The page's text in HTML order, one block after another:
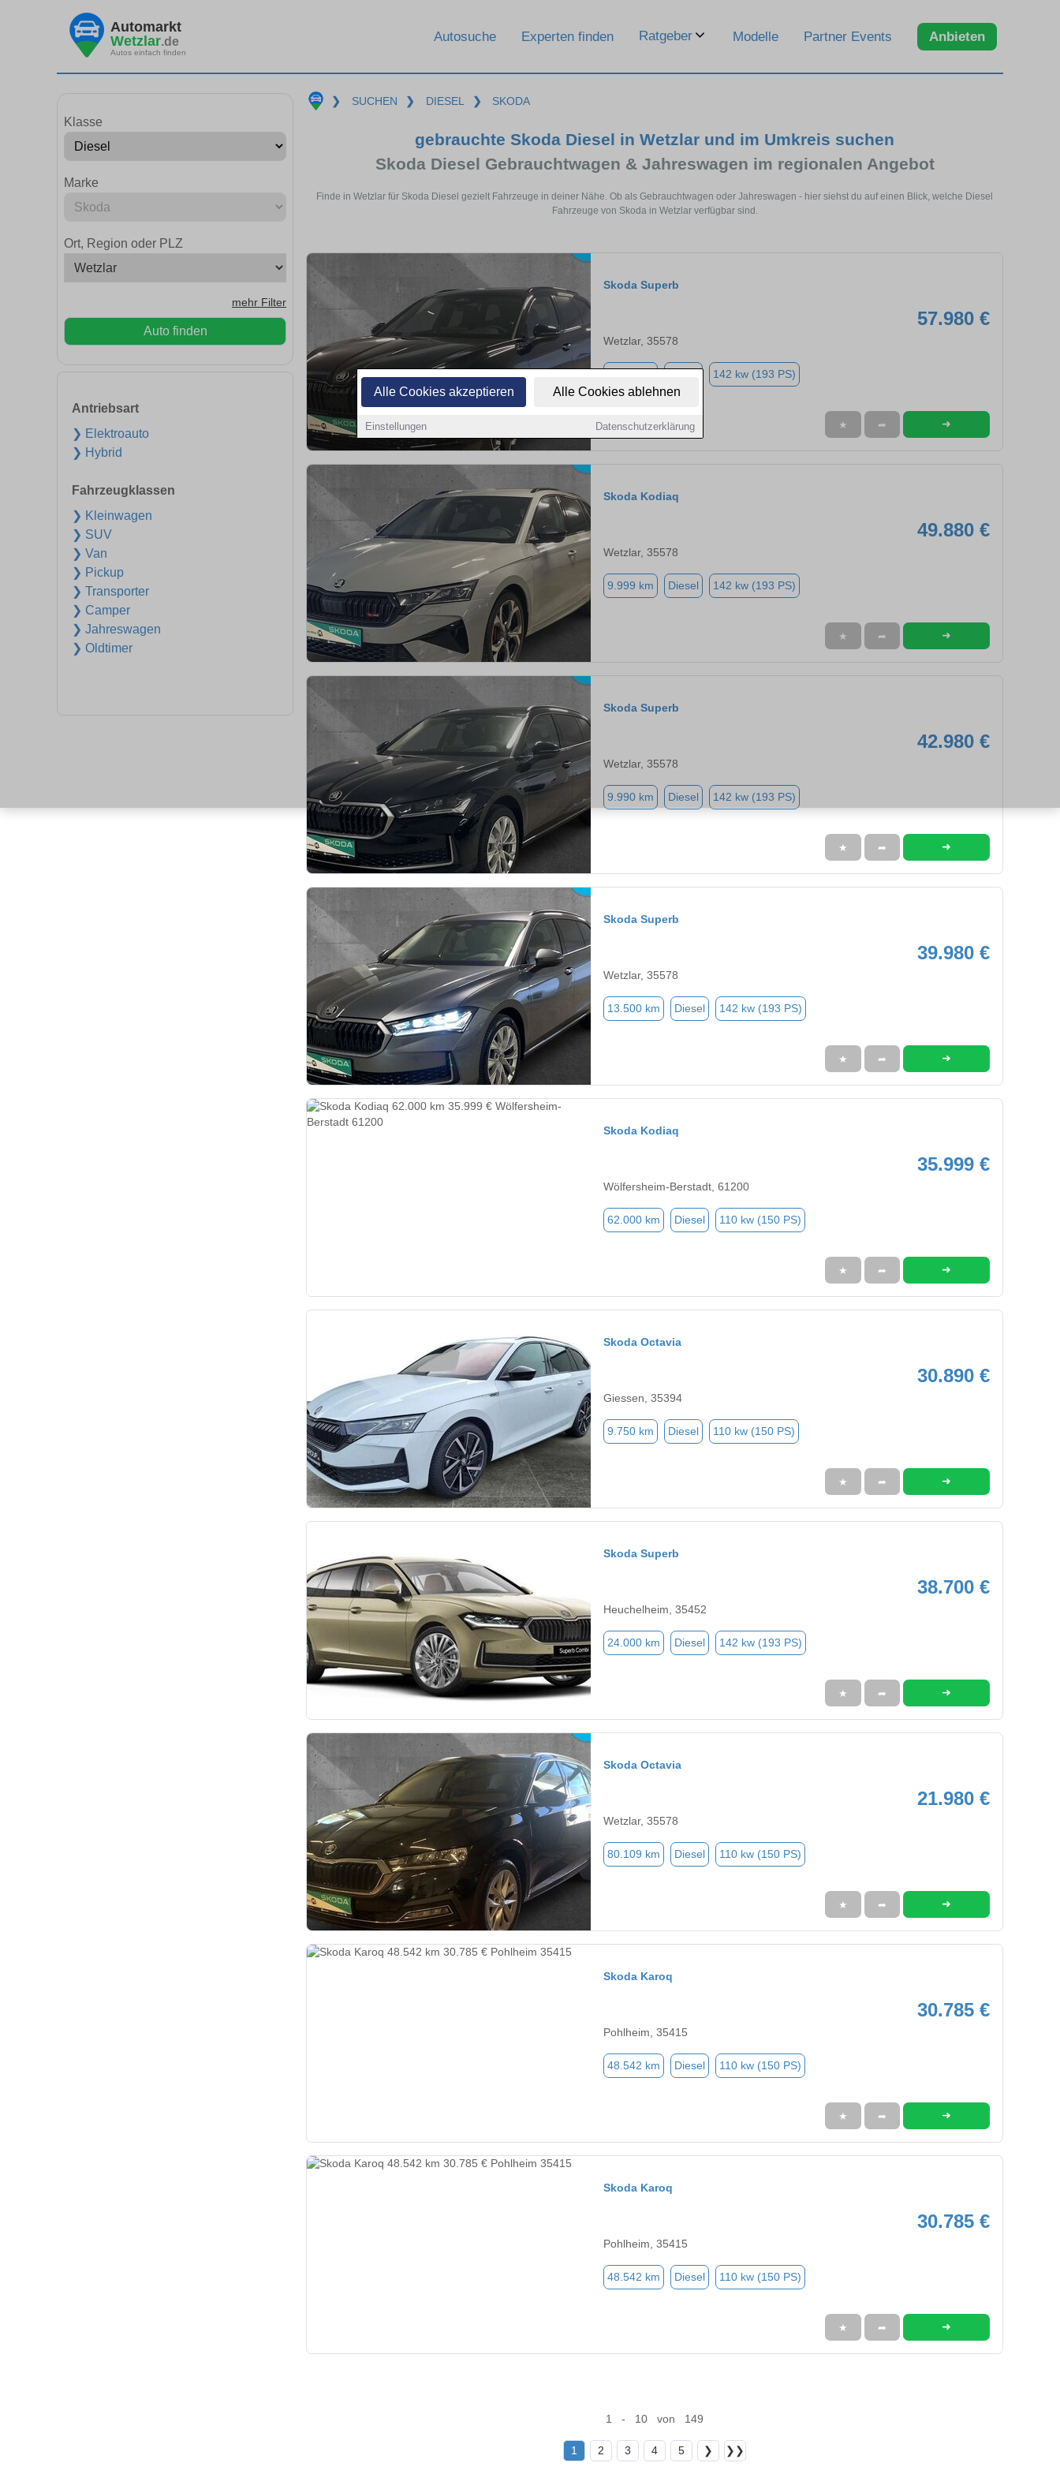
Alle Cookies akzeptieren Alle Cookies ablehnen
Einstellungen Datenschutzerklärung
Automarkt
Wetzlar.de
Autos einfach finden
Autosuche Experten finden Ratgeber Modelle Partner Events Anbieten
Klasse
Marke
Ort, Region oder PLZ
mehr Filter
Auto finden
Antriebsart
❯ Elektroauto
❯ Hybrid
Fahrzeugklassen
❯ Kleinwagen
❯ SUV
❯ Van
❯ Pickup
❯ Transporter
❯ Camper
❯ Jahreswagen
❯ Oldtimer
❯ SUCHEN ❯ DIESEL ❯ SKODA
gebrauchte Skoda Diesel in Wetzlar und im Umkreis suchen
Skoda Diesel Gebrauchtwagen & Jahreswagen im regionalen Angebot
Finde in Wetzlar für Skoda Diesel gezielt Fahrzeuge in deiner Nähe. Ob als Gebrauchtwagen oder Jahreswagen - hier siehst du auf einen Blick, welche Diesel
Fahrzeuge von Skoda in Wetzlar verfügbar sind.
Skoda Superb
57.980 €
Wetzlar, 35578
142 kw (193 PS)
★ ➦ ➜
Skoda Kodiaq
49.880 €
Wetzlar, 35578
9.999 km Diesel 142 kw (193 PS)
★ ➦ ➜
Skoda Superb
42.980 €
Wetzlar, 35578
9.990 km Diesel 142 kw (193 PS)
★ ➦ ➜
Skoda Superb
39.980 €
Wetzlar, 35578
13.500 km Diesel 142 kw (193 PS)
★ ➦ ➜
Skoda Kodiaq
35.999 €
Wölfersheim-Berstadt, 61200
62.000 km Diesel 110 kw (150 PS)
★ ➦ ➜
Skoda Octavia
30.890 €
Giessen, 35394
9.750 km Diesel 110 kw (150 PS)
★ ➦ ➜
Skoda Superb
38.700 €
Heuchelheim, 35452
24.000 km Diesel 142 kw (193 PS)
★ ➦ ➜
Skoda Octavia
21.980 €
Wetzlar, 35578
80.109 km Diesel 110 kw (150 PS)
★ ➦ ➜
Skoda Karoq
30.785 €
Pohlheim, 35415
48.542 km Diesel 110 kw (150 PS)
★ ➦ ➜
Skoda Karoq
30.785 €
Pohlheim, 35415
48.542 km Diesel 110 kw (150 PS)
★ ➦ ➜
1 - 10 von 149
1 2 3 4 5 ❯ ❯❯